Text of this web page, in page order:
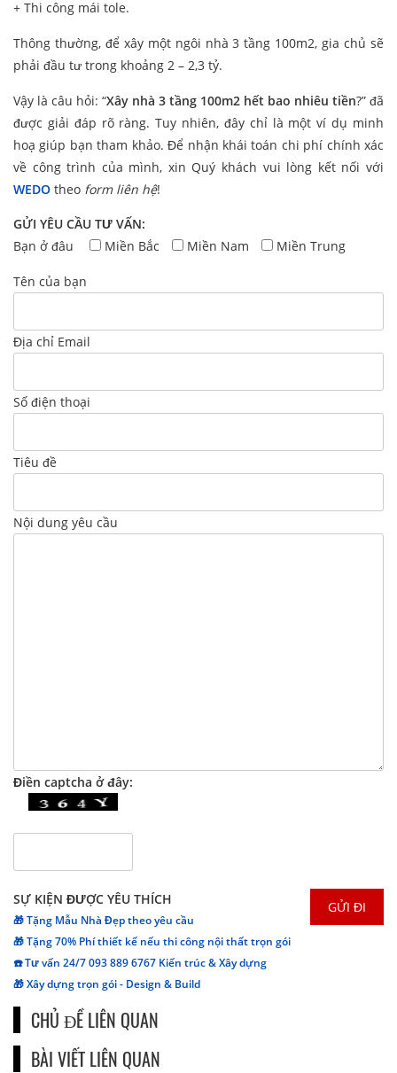
+ Thi công mái tole.
Thông thường, để xây một ngôi nhà 3 tầng 100m2, gia chủ sẽ
phải đầu tư trong khoảng 2 – 2,3 tỷ.
Vậy là câu hỏi: “Xây nhà 3 tầng 100m2 hết bao nhiêu tiền?” đã
được giải đáp rõ ràng. Tuy nhiên, đây chỉ là một ví dụ minh
hoạ giúp bạn tham khảo. Để nhận khái toán chi phí chính xác
về công trình của mình, xin Quý khách vui lòng kết nối với
WEDO theo form liên hệ!
GỬI YÊU CẦU TƯ VẤN:
Bạn ở đâu
Miền Bắc Miền Nam Miền Trung
Tên của bạn
Địa chỉ Email
Số điện thoại
Tiêu đề
Nội dung yêu cầu
Điền captcha ở đây:
SỰ KIỆN ĐƯỢC YÊU THÍCH
🎁 Tặng Mẫu Nhà Đẹp theo yêu cầu
🎁 Tặng 70% Phí thiết kế nếu thi công nội thất trọn gói
☎️ Tư vấn 24/7 093 889 6767 Kiến trúc & Xây dựng
🎁 Xây dựng trọn gói - Design & Build
CHỦ ĐỀ LIÊN QUAN
BÀI VIẾT LIÊN QUAN